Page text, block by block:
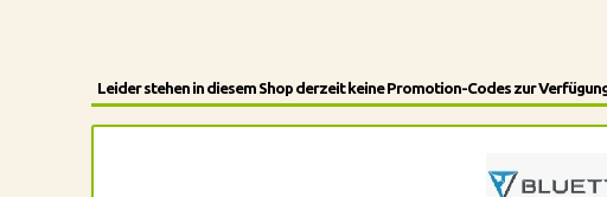
Leider stehen in diesem Shop derzeit keine Promotion-Codes zur